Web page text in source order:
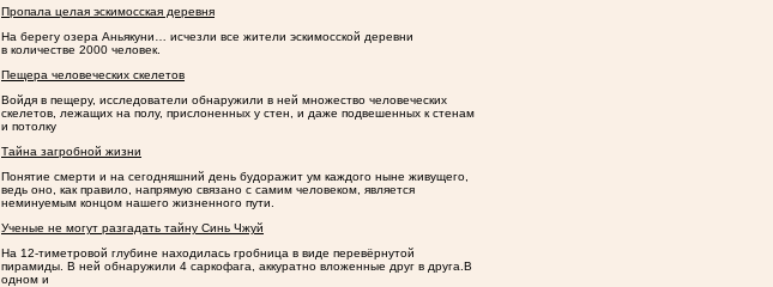
Пропала целая эскимосская деревня
На берегу озера Аньякуни… исчезли все жители эскимосской деревни
в количестве 2000 человек.
Пещера человеческих скелетов
Войдя в пещеру, исследователи обнаружили в ней множество человеческих
скелетов, лежащих на полу, прислоненных у стен, и даже подвешенных к стенам
и потолку
Тайна загробной жизни
Понятие смерти и на сегодняшний день будоражит ум каждого ныне живущего,
ведь оно, как правило, напрямую связано с самим человеком, является
неминуемым концом нашего жизненного пути.
Ученые не могут разгадать тайну Синь Чжуй
На 12-тиметровой глубине находилась гробница в виде перевёрнутой
пирамиды. В ней обнаружили 4 саркофага, аккуратно вложенные друг в друга.В
одном и